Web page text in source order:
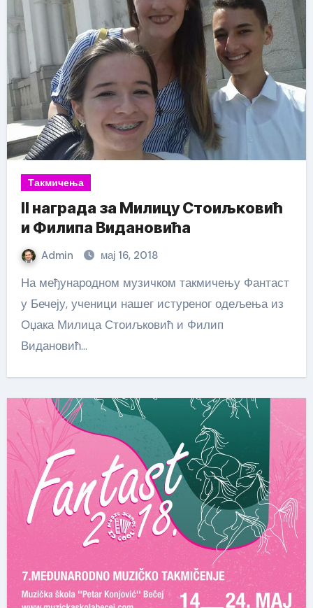
Такмичења
II награда за Милицу Стоиљковић
и Филипа Видановића
Admin мај 16, 2018
На међународном музичком такмичењу Фантаст
у Бечеју, ученици нашег истуреног одељења из
Оџака Милица Стоиљковић и Филип
Видановић…